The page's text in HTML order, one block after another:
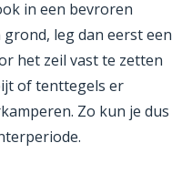
in een bevroren
leg dan eerst een
het zeil vast te zetten
of tenttegels er
Zo kun je dus